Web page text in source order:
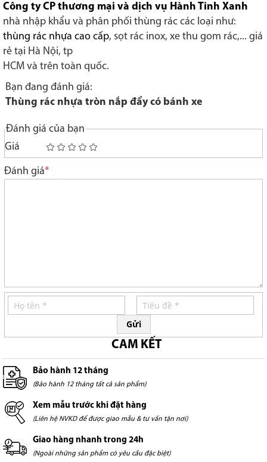
Công ty CP thương mại và dịch vụ Hành Tinh Xanh
nhà nhập khẩu và phân phối thùng rác các loại như:
thùng rác nhựa cao cấp, sọt rác inox, xe thu gom rác,... giá
rẻ tại Hà Nội, tp
HCM và trên toàn quốc.
Bạn đang đánh giá:
Thùng rác nhựa tròn nắp đẩy có bánh xe
Đánh giá của bạn
Giá
1
star
2
stars
3
stars
4
stars
5
stars
Đánh giá
Gửi
CAM KẾT
Bảo hành 12 tháng
(Bảo hành 12 tháng tất cả sản phẩm)
Xem mẫu trước khi đặt hàng
(Liên hệ NVKD để được giao mẫu & tư vấn tận nơi)
Giao hàng nhanh trong 24h
(Ngoài những sản phẩm có yêu cầu đặc biệt)